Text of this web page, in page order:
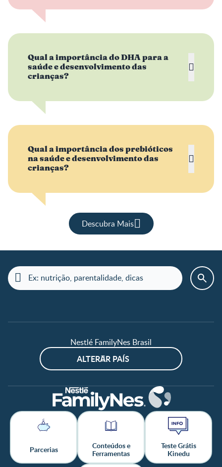
Qual a importância do DHA para a
saúde e desenvolvimento das
crianças?
Qual a importância dos prebióticos
na saúde e desenvolvimento das
crianças?
Descubra Mais
Nestlé FamilyNes Brasil
ALTERAR PAÍS
Parcerias
Conteúdos e
Ferramentas
Teste Grátis
Kinedu